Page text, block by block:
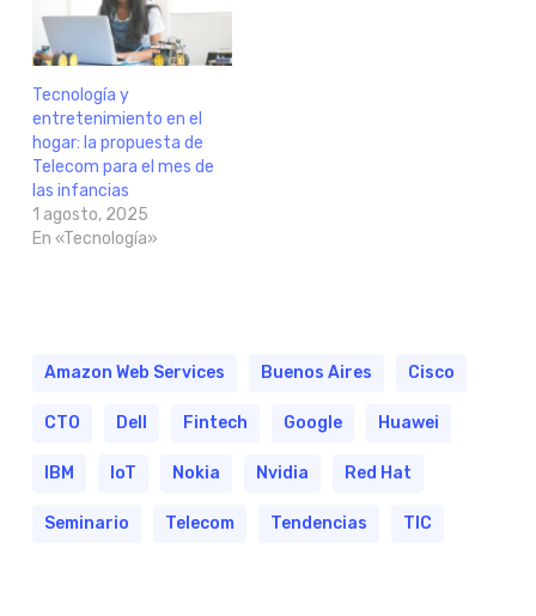
Tecnología y
entretenimiento en el
hogar: la propuesta de
Telecom para el mes de
las infancias
1 agosto, 2025
En «Tecnología»
Amazon Web Services Buenos Aires Cisco
CTO Dell Fintech Google Huawei
IBM IoT Nokia Nvidia Red Hat
Seminario Telecom Tendencias TIC